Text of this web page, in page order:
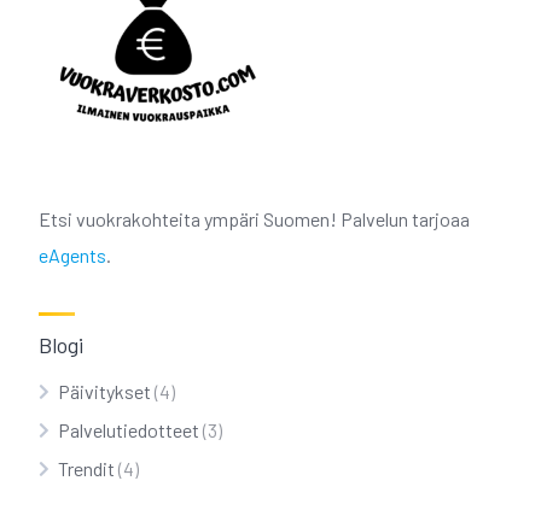
Etsi vuokrakohteita ympäri Suomen! Palvelun tarjoaa
eAgents.
Blogi
Päivitykset (4)
Palvelutiedotteet (3)
Trendit (4)